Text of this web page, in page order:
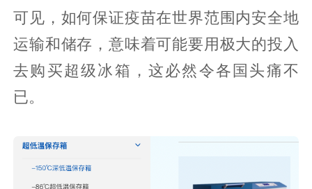
可见，如何保证疫苗在世界范围内安全地
运输和储存，意味着可能要用极大的投入
去购买超级冰箱，这必然令各国头痛不
已。